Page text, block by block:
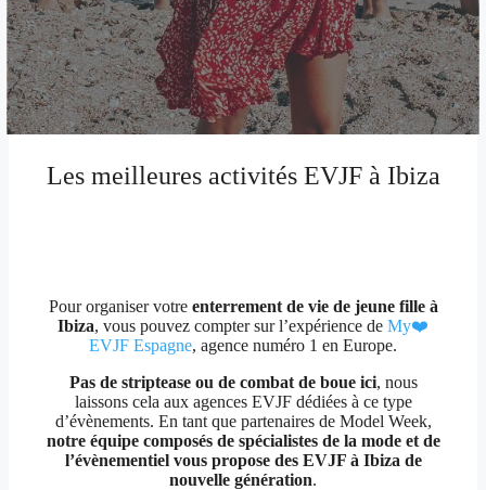
Les meilleures activités EVJF à Ibiza
Pour organiser votre enterrement de vie de jeune fille à
Ibiza, vous pouvez compter sur l’expérience de My❤️
EVJF Espagne, agence numéro 1 en Europe.
Pas de striptease ou de combat de boue ici, nous
laissons cela aux agences EVJF dédiées à ce type
d’évènements. En tant que partenaires de Model Week,
notre équipe composés de spécialistes de la mode et de
l’évènementiel vous propose des EVJF à Ibiza de
nouvelle génération.